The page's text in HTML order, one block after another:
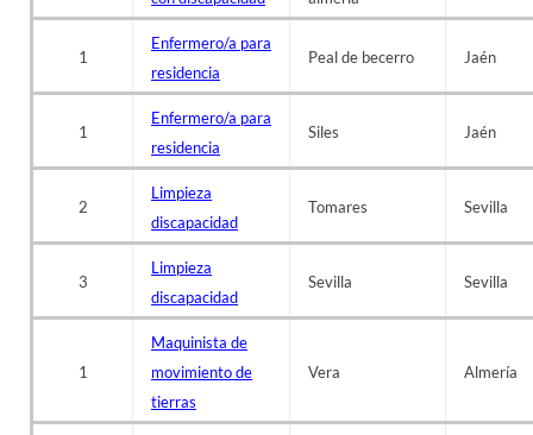
1
Enfermero/a para
residencia
Peal de becerro Jaén
1
Enfermero/a para
residencia
Siles Jaén
2
Limpieza
discapacidad
Tomares Sevilla
3
Limpieza
discapacidad
Sevilla Sevilla
1
Maquinista de
movimiento de
tierras
Vera Almería